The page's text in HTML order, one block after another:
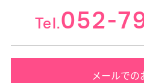
Tel.052-
メールでの